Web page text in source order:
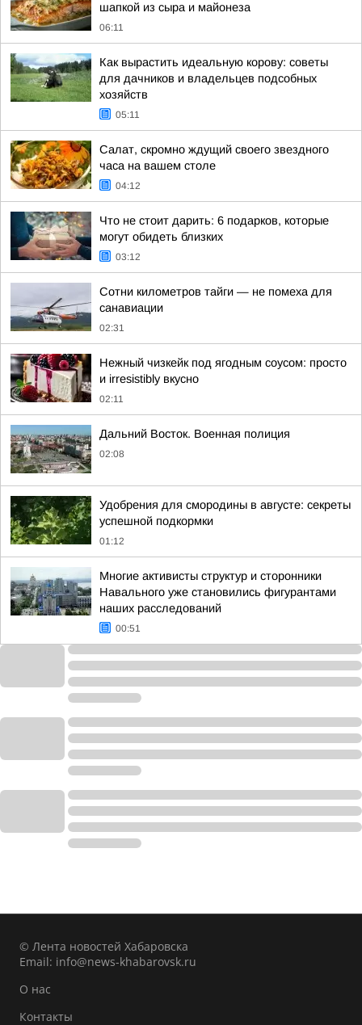
шапкой из сыра и майонеза
06:11
Как вырастить идеальную корову: советы
для дачников и владельцев подсобных
хозяйств
05:11
Салат, скромно ждущий своего звездного
часа на вашем столе
04:12
Что не стоит дарить: 6 подарков, которые
могут обидеть близких
03:12
Сотни километров тайги — не помеха для
санавиации
02:31
Нежный чизкейк под ягодным соусом: просто
и irresistibly вкусно
02:11
Дальний Восток. Военная полиция
02:08
Удобрения для смородины в августе: секреты
успешной подкормки
01:12
Многие активисты структур и сторонники
Навального уже становились фигурантами
наших расследований
00:51
© Лента новостей Хабаровска
Email: info@news-khabarovsk.ru
О нас
Контакты